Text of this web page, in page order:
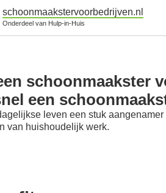
schoonmaakstervoorbedrijven.nl
Onderdeel van Hulp-in-Huis
schoonmaakster
een
leven een stuk
van huishoudelijk werk.